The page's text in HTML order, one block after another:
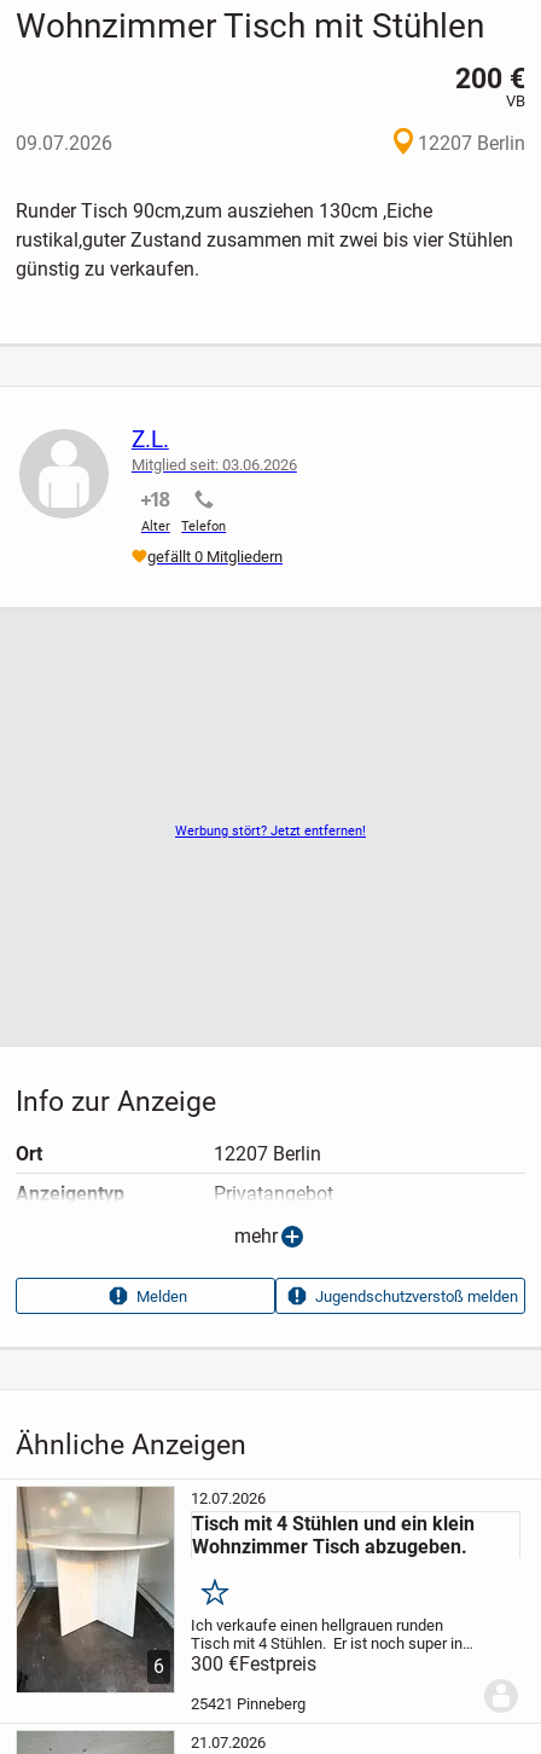
Wohnzimmer Tisch mit Stühlen
200 €
VB
09.07.2026 12207 Berlin
Runder Tisch 90cm,zum ausziehen 130cm ,Eiche
rustikal,guter Zustand zusammen mit zwei bis vier Stühlen
günstig zu verkaufen.
Werbung stört? Jetzt entfernen!
Ähnliche Anzeigen
6
12.07.2026
Tisch mit 4 Stühlen und ein klein
Wohnzimmer Tisch abzugeben.
Merken
Ich verkaufe einen hellgrauen runden
Tisch mit 4 Stühlen. Er ist noch super in
Schuss und hat keine Gebrauchsspuren.
Wurde nur aufgebaut und nicht benutzt,
weil wir dann einen neuen Tisch gekauft...
300 €Festpreis
25421 Pinneberg
21.07.2026
Z.L.
Mitglied seit: 03.06.2026
Alter
nicht verifiziert
Telefon
nicht verifiziert
gefällt 0 Mitgliedern
Info zur Anzeige
Ort
12207 Berlin
Anzeigen­typ
Privatangebot
09.07.2026
Anzeigen­kennung
4d5f7311
Aufrufe dieser
52
Esstische
mehr
Melden Jugendschutzverstoß melden